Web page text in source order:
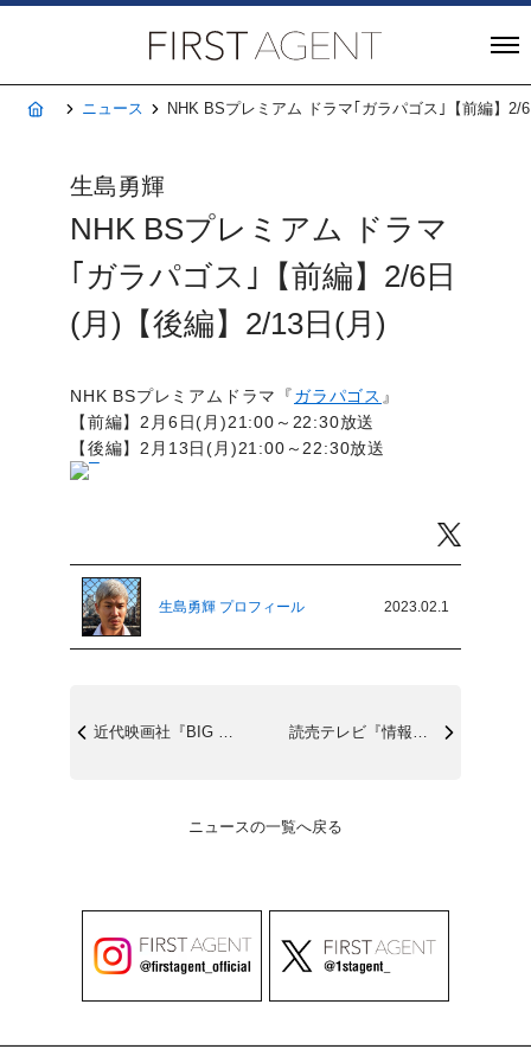
ホームニュース NHK BSプレミアム ドラマ｢ガラパゴス｣【前編】2/
生島勇輝
NHK BSプレミアム ドラマ
｢ガラパゴス｣【前編】2/6日
(月)【後編】2/13日(月)
NHK BSプレミアムドラマ『ガラパゴス 』
【前編】2月6日(月)21:00～22:30放送
【後編】2月13日(月)21:00～22:30放送
生島勇輝 プロフィール 2023.02.1
近代映画社『BIG ONE GIRLS ... 読売テレビ『情報ライブ ミヤネ屋』2/6...
ニュースの一覧へ戻る